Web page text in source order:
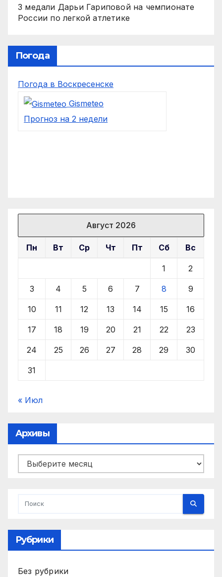
3 медали Дарьи Гариповой на чемпионате
России по легкой атлетике
Погода
Погода в Воскресенске
Gismeteo
Прогноз на 2 недели
Август 2026
Пн Вт Ср Чт Пт Сб Вс
1 2
3 4 5 6 7 8 9
10 11 12 13 14 15 16
17 18 19 20 21 22 23
24 25 26 27 28 29 30
31
« Июл
Архивы
Архивы
Рубрики
Без рубрики